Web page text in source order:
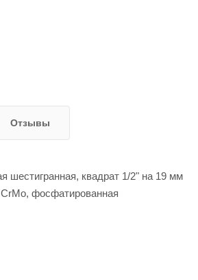
Отзывы
шестигранная, квадрат 1/2" на 19 мм
CrMo, фосфатированная